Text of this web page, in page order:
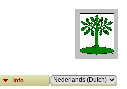
Info